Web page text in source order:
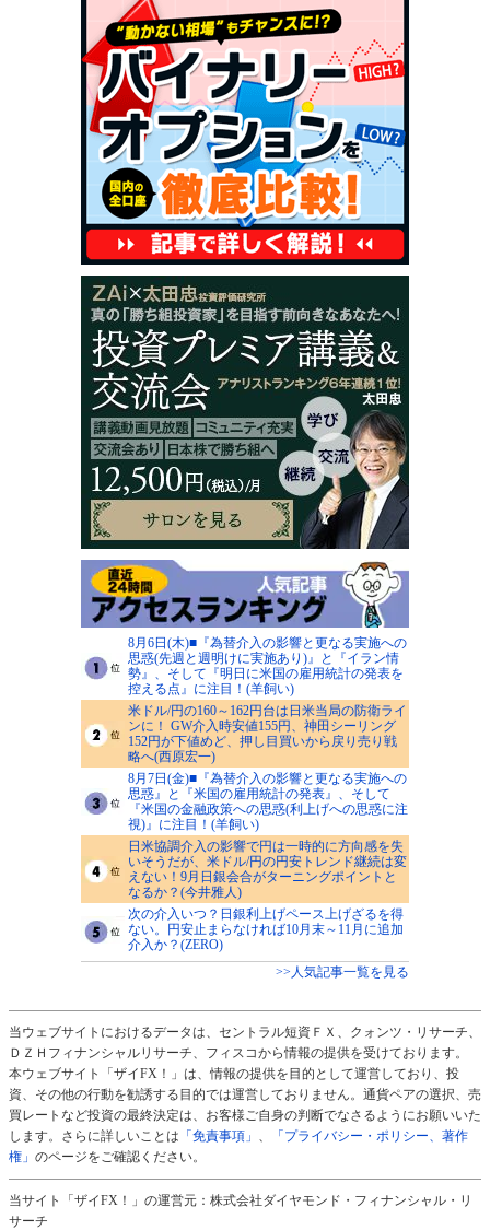
8月6日(木)■『為替介入の影響と更なる実施への
思惑(先週と週明けに実施あり)』と『イラン情
勢』、そして『明日に米国の雇用統計の発表を
控える点』に注目！(羊飼い)
米ドル/円の160～162円台は日米当局の防衛ライ
ンに！ GW介入時安値155円、神田シーリング
152円が下値めど、押し目買いから戻り売り戦
略へ(西原宏一)
8月7日(金)■『為替介入の影響と更なる実施への
思惑』と『米国の雇用統計の発表』、そして
『米国の金融政策への思惑(利上げへの思惑に注
視)』に注目！(羊飼い)
日米協調介入の影響で円は一時的に方向感を失
いそうだが、米ドル/円の円安トレンド継続は変
えない！9月日銀会合がターニングポイントと
なるか？(今井雅人)
次の介入いつ？日銀利上げペース上げざるを得
ない。円安止まらなければ10月末～11月に追加
介入か？(ZERO)
>>人気記事一覧を見る
当ウェブサイトにおけるデータは、セントラル短資ＦＸ、クォンツ・リサーチ、
ＤＺＨフィナンシャルリサーチ、フィスコから情報の提供を受けております。
本ウェブサイト「ザイFX！」は、情報の提供を目的として運営しており、投
資、その他の行動を勧誘する目的では運営しておりません。通貨ペアの選択、売
買レートなど投資の最終決定は、お客様ご自身の判断でなさるようにお願いいた
します。さらに詳しいことは 「免責事項」 、
「プライバシー・ポリシー、著作
権」 のページをご確認ください。
当サイト「ザイFX！」の運営元：株式会社ダイヤモンド・フィナンシャル・リ
サーチ